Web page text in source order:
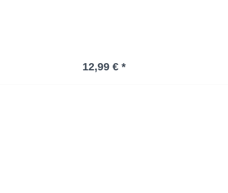
Regulärer Preis:
12,99 € *